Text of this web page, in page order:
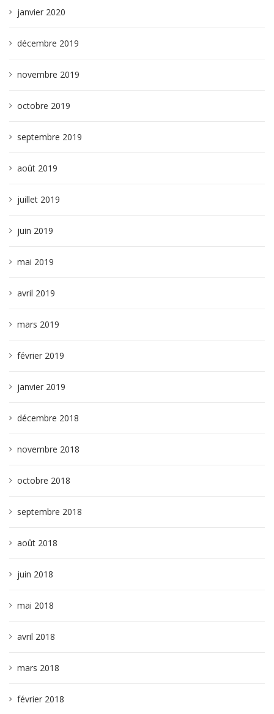
janvier 2020
décembre 2019
novembre 2019
octobre 2019
septembre 2019
août 2019
juillet 2019
juin 2019
mai 2019
avril 2019
mars 2019
février 2019
janvier 2019
décembre 2018
novembre 2018
octobre 2018
septembre 2018
août 2018
juin 2018
mai 2018
avril 2018
mars 2018
février 2018